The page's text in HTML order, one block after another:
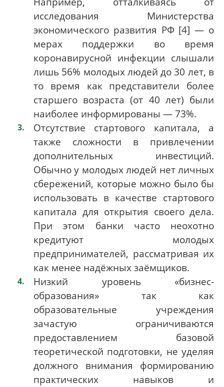
исследования Министерства
экономического развития РФ [4] — о
мерах поддержки во время
коронавирусной инфекции слышали
лишь 56% молодых людей до 30 лет, в
то время как представители более
старшего возраста (от 40 лет) были
наиболее информированы — 73%.
Отсутствие стартового капитала, а
также сложности в привлечении
дополнительных инвестиций.
Обычно у молодых людей нет личных
сбережений, которые можно было бы
использовать в качестве стартового
капитала для открытия своего дела.
При этом банки часто неохотно
кредитуют молодых
предпринимателей, рассматривая их
как менее надёжных заёмщиков.
Низкий уровень «бизнес-
образования» так как
образовательные учреждения
зачастую ограничиваются
предоставлением базовой
теоретической подготовки, не уделяя
должного внимания формированию
практических навыков и